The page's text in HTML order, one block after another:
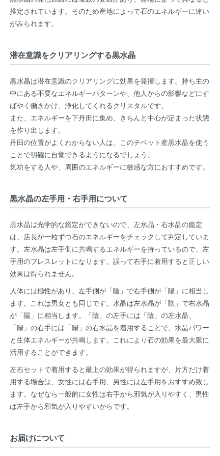
推定されています。そのため産地によって石のエネルギーに違い
がみられます。
潜在意識をクリアリングする黒水晶
黒水晶は潜在意識のクリアリングに効果を発揮します。持ち主の
中にある不要なエネルギーパターンや、他人からの影響などにす
ばやく働きかけ、浄化してくれるクリスタルです。
また、エネルギーを下丹田に集め、きちんと中心が定まった状態
を作り出します。
丹田の位置がよくわからない人は、このチベット産黒水晶を使う
ことで明確に自覚できるようになるでしょう。
気功をする人や、周囲のエネルギーに敏感な方におすすめです。
黒水晶の左手用・右手用について
黒水晶は光学的な鑑定ができないので、左水晶・右水晶の鑑定
は、店長が一粒ずつ石のエネルギーをチェックして判定していま
す。左水晶は左手側に共鳴するエネルギーを持っているので、左
手用のブレスレットになります。誤って右手に着用すると正しい
効果は得られません。
人体には極性があり、左手側が「陰」で右手側が「陽」に相当し
ます。これは男女とも同じです。水晶は左水晶が「陰」で右水晶
が「陽」に相当します。「陰」の左手には「陰」の左水晶、
「陽」の右手には「陽」の右水晶を着用することで、水晶パワー
と生体エネルギーが共鳴します。これにより石の効果を最大限に
活用することができます。
左右セットで着用すると最上の効果が得られますが、片方だけ着
用する場合は、女性には右手用、男性には左手用をおすすめ致し
ます。なぜなら一般的に女性は右手から邪気が入りやすく、男性
は左手から邪気が入りやすいからです。
お届けについて